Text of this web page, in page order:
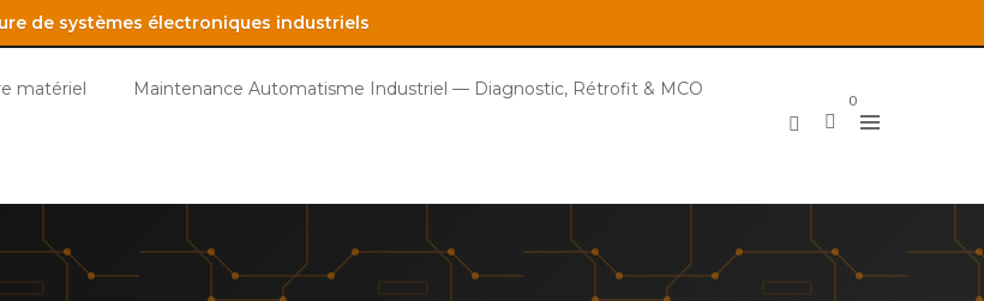
de systèmes électroniques industriels
matériel Maintenance Automatisme Industriel — Diagnostic, Rétrofit & MCO
0